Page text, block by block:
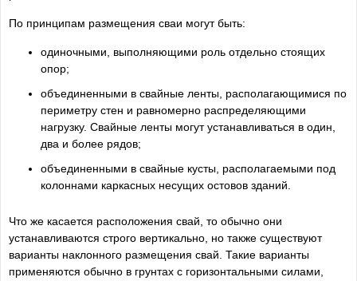
По принципам размещения сваи могут быть:
одиночными, выполняющими роль отдельно стоящих
опор;
объединенными в свайные ленты, располагающимися по
периметру стен и равномерно распределяющими
нагрузку. Свайные ленты могут устанавливаться в один,
два и более рядов;
объединенными в свайные кусты, располагаемыми под
колоннами каркасных несущих остовов зданий.
Что же касается расположения свай, то обычно они
устанавливаются строго вертикально, но также существуют
варианты наклонного размещения свай. Такие варианты
применяются обычно в грунтах с горизонтальными силами,